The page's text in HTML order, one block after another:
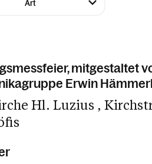
mitgestaltet
Erwin
Hl. Luzius